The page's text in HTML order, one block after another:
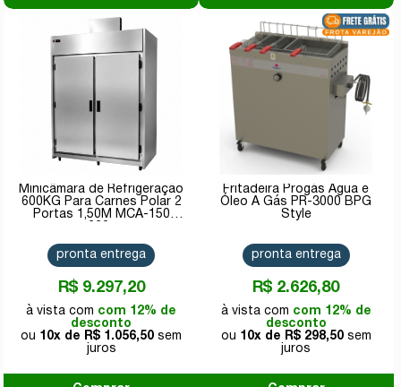
Minicâmara de Refrigeração
600KG Para Carnes Polar 2
Portas 1,50M MCA-150
R$ 9.297,20
com 12% de
desconto
10x de
R$ 1.056,50
pronta entrega
Fritadeira Progás Água e
Óleo A Gás PR-3000 BPG
Style
R$ 2.626,80
com 12% de
desconto
10x de
R$ 298,50
pronta entrega